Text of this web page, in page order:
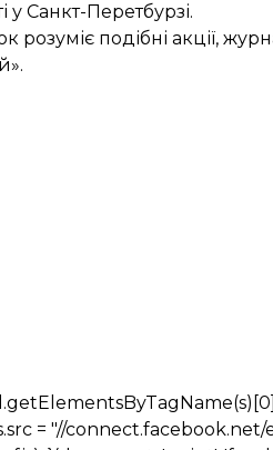
Санкт-Перетбурзі.
подібні акції,
= "//connect.facebook.net/